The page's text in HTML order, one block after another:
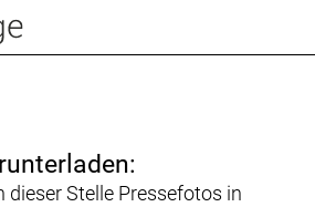
dieser Stelle Pressefotos in